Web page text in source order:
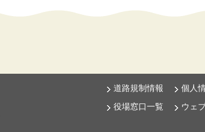
道路規制情報 個人
役場窓口一覧
ウェ